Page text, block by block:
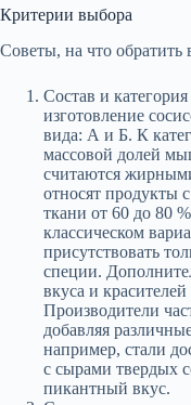
Критерии выбора
Советы, на что
Состав и
изготовление
вида: А и Б. К
массовой долей
считаются
относят продукты
ткани от 60 до 80
классическом
присутствовать
специи.
вкуса и
Производители
добавляя
например, стали
с сырами твердых
пикантный вкус.